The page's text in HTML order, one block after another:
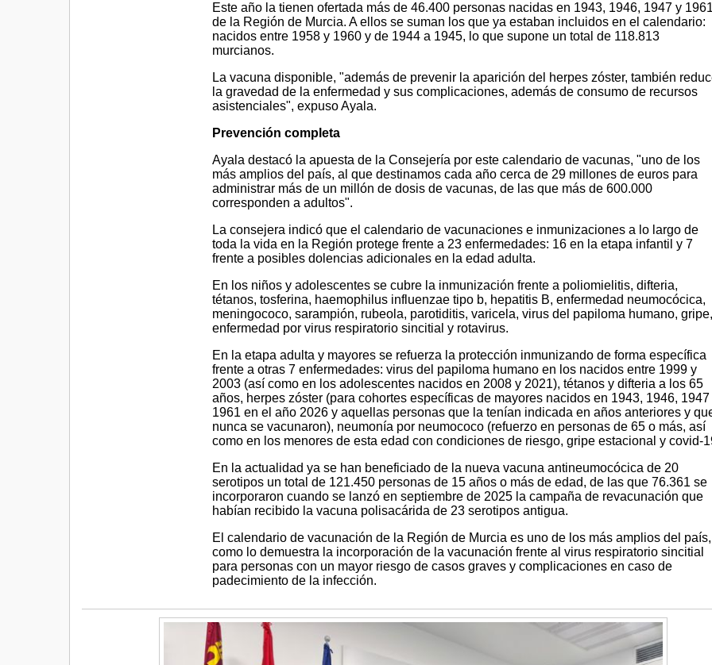
Este año la tienen ofertada más de 46.400 personas nacidas en 1943, 1946, 1947 y
de la Región de Murcia. A ellos se suman los que ya estaban incluidos en el calendario:
nacidos entre 1958 y 1960 y de 1944 a 1945, lo que supone un total de 118.813
murcianos.
La vacuna disponible, "además de prevenir la aparición del herpes zóster, también
la gravedad de la enfermedad y sus complicaciones, además de consumo de recursos
asistenciales", expuso Ayala.
Prevención completa
Ayala destacó la apuesta de la Consejería por este calendario de vacunas, "uno de los
más amplios del país, al que destinamos cada año cerca de 29 millones de euros para
administrar más de un millón de dosis de vacunas, de las que más de 600.000
corresponden a adultos".
La consejera indicó que el calendario de vacunaciones e inmunizaciones a lo largo de
toda la vida en la Región protege frente a 23 enfermedades: 16 en la etapa infantil y 7
frente a posibles dolencias adicionales en la edad adulta.
En los niños y adolescentes se cubre la inmunización frente a poliomielitis, difteria,
tétanos, tosferina, haemophilus influenzae tipo b, hepatitis B, enfermedad neumocócica,
meningococo, sarampión, rubeola, parotiditis, varicela, virus del papiloma humano,
enfermedad por virus respiratorio sincitial y rotavirus.
En la etapa adulta y mayores se refuerza la protección inmunizando de forma específica
frente a otras 7 enfermedades: virus del papiloma humano en los nacidos entre 1999 y
2003 (así como en los adolescentes nacidos en 2008 y 2021), tétanos y difteria a los 65
años, herpes zóster (para cohortes específicas de mayores nacidos en 1943, 1946, 1947
1961 en el año 2026 y aquellas personas que la tenían indicada en años anteriores y
nunca se vacunaron), neumonía por neumococo (refuerzo en personas de 65 o más, así
como en los menores de esta edad con condiciones de riesgo, gripe estacional y covid-
En la actualidad ya se han beneficiado de la nueva vacuna antineumocócica de 20
serotipos un total de 121.450 personas de 15 años o más de edad, de las que 76.361 se
incorporaron cuando se lanzó en septiembre de 2025 la campaña de revacunación que
habían recibido la vacuna polisacárida de 23 serotipos antigua.
El calendario de vacunación de la Región de Murcia es uno de los más amplios del país,
como lo demuestra la incorporación de la vacunación frente al virus respiratorio sincitial
para personas con un mayor riesgo de casos graves y complicaciones en caso de
padecimiento de la infección.